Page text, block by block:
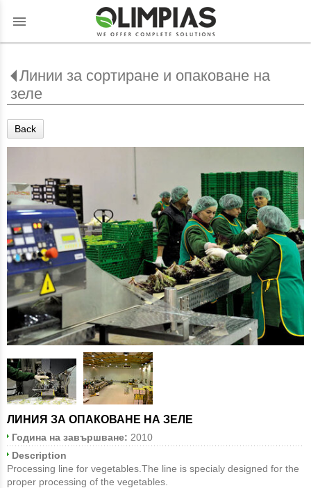
menu
Линии за сортиране и опаковане на
зеле
Back
ЛИНИЯ ЗА ОПАКОВАНЕ НА ЗЕЛЕ
Година на завършване: 2010
Description
Processing line for vegetables.The line is specialy designed for the
proper processing of the vegetables.